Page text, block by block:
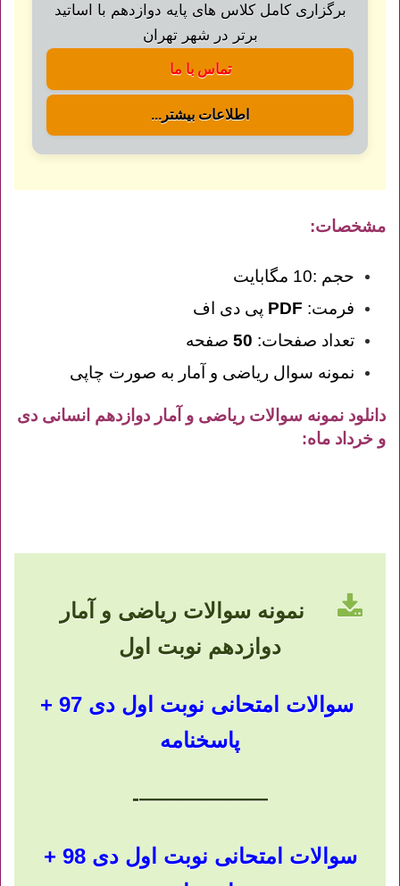
برگزاری کامل کلاس های پایه دوازدهم با اساتید
برتر در شهر تهران
تماس با ما
اطلاعات بیشتر...
مشخصات:
حجم :10 مگابایت
فرمت: PDF پی دی اف
تعداد صفحات: 50 صفحه
نمونه سوال ریاضی و آمار به صورت چاپی
دانلود نمونه سوالات ریاضی و آمار دوازدهم انسانی دی
و خرداد ماه:
نمونه سوالات ریاضی و آمار
دوازدهم نوبت اول
سوالات امتحانی نوبت اول دی 97 +
پاسخنامه
——————-
سوالات امتحانی نوبت اول دی 98 +